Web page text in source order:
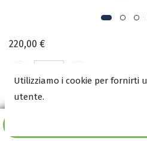
Aggiungi
220,00 €
A magazzino
Utilizziamo i cookie per fornirti
utente.